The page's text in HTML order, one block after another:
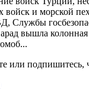
войск и морской
Службы
вышла
или подпишитесь,